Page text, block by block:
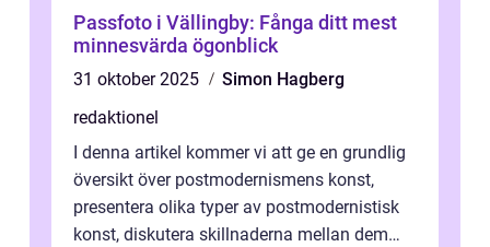
Passfoto i Vällingby: Fånga ditt mest
minnesvärda ögonblick
31 oktober 2025
Simon Hagberg
redaktionel
I denna artikel kommer vi att ge en grundlig
översikt över postmodernismens konst,
presentera olika typer av postmodernistisk
konst, diskutera skillnaderna mellan dem